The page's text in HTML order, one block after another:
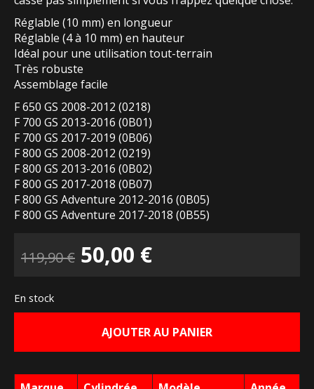
Réglable (10 mm) en longueur
Réglable (4 à 10 mm) en hauteur
Idéal pour une utilisation tout-terrain
Très robuste
Assemblage facile
F 650 GS 2008-2012 (0218)
F 700 GS 2013-2016 (0B01)
F 700 GS 2017-2019 (0B06)
F 800 GS 2008-2012 (0219)
F 800 GS 2013-2016 (0B02)
F 800 GS 2017-2018 (0B07)
F 800 GS Adventure 2012-2016 (0B05)
F 800 GS Adventure 2017-2018 (0B55)
119,90€ Le
initial
était :
119,90 €.
50,00 €Le
actuel
est :
50,00 €.
En stock
AJOUTER AU PANIER